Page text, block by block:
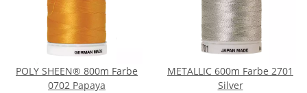
POLY SHEEN® 800m Farbe
0702 Papaya
METALLIC 600m Farbe 2701
Silver